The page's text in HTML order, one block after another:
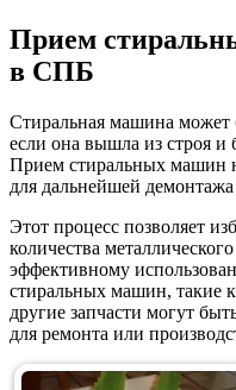
Прием
в СПБ
Стиральная машина может
если она вышла из строя и
Прием стиральных машин
для дальнейшей
Этот процесс позволяет
количества
эффективному
стиральных машин, такие
другие запчасти могут
для ремонта или